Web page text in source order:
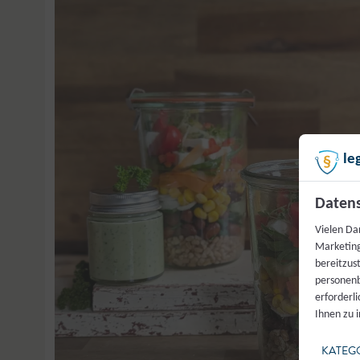
Vielen
Ihnen zu